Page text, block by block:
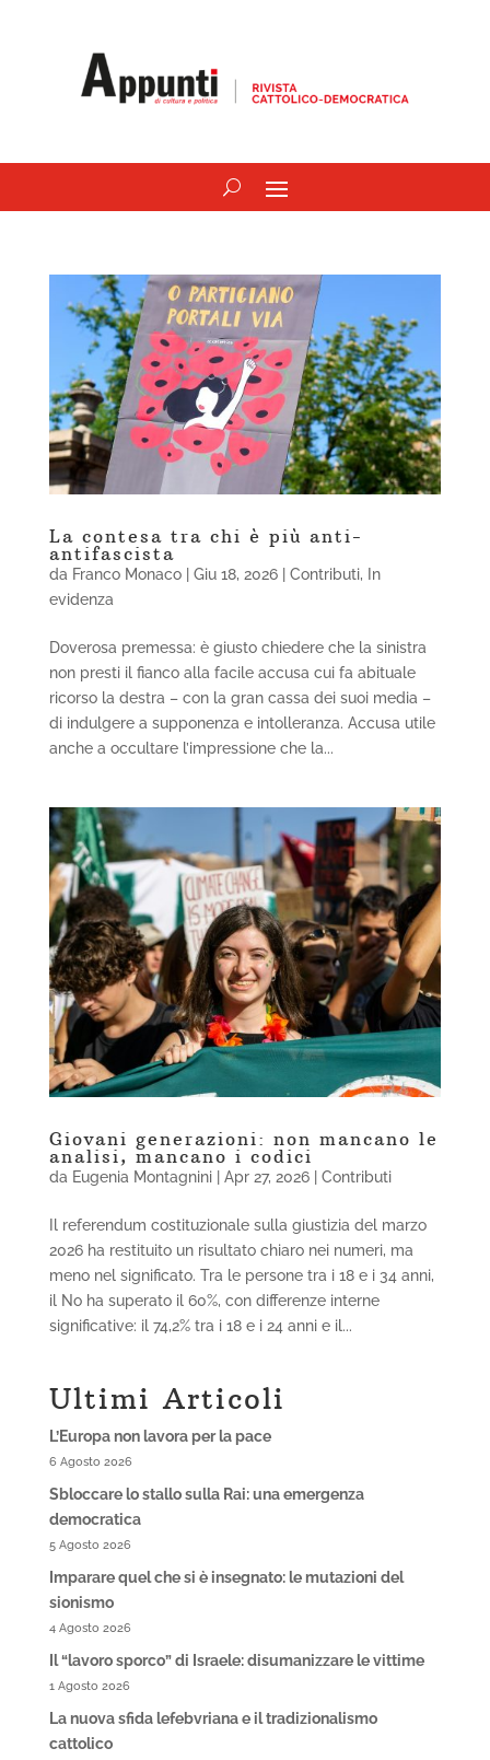
La contesa tra chi è più anti-
antifascista
da Franco Monaco| Giu 18, 2026| Contributi,
In
evidenza
Doverosa premessa: è giusto chiedere che la sinistra
non presti il fianco alla facile accusa cui fa abituale
ricorso la destra – con la gran cassa dei suoi media –
di indulgere a supponenza e intolleranza. Accusa utile
anche a occultare l’impressione che la...
Giovani generazioni: non mancano le
analisi, mancano i codici
da Eugenia Montagnini| Apr 27, 2026| Contributi
Il referendum costituzionale sulla giustizia del marzo
2026 ha restituito un risultato chiaro nei numeri, ma
meno nel significato. Tra le persone tra i 18 e i 34 anni,
il No ha superato il 60%, con differenze interne
significative: il 74,2% tra i 18 e i 24 anni e il...
Ultimi Articoli
L’Europa non lavora per la pace
6 Agosto 2026
Sbloccare lo stallo sulla Rai: una emergenza
democratica
5 Agosto 2026
Imparare quel che si è insegnato: le mutazioni del
sionismo
4 Agosto 2026
Il “lavoro sporco” di Israele: disumanizzare le vittime
1 Agosto 2026
La nuova sfida lefebvriana e il tradizionalismo
cattolico